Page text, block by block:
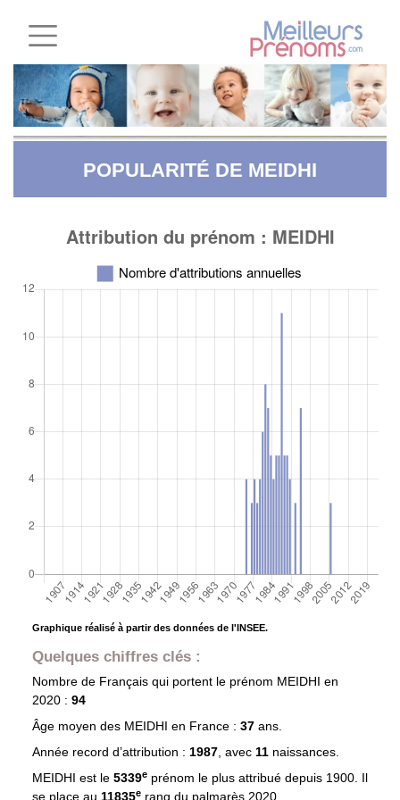
POPULARITÉ DE MEIDHI
Graphique réalisé à partir des données de l'INSEE.
Quelques chiffres clés :
Nombre de Français qui portent le prénom MEIDHI en
2020 : 94
Âge moyen des MEIDHI en France : 37 ans.
Année record d’attribution : 1987, avec 11 naissances.
MEIDHI est le 5339eprénom le plus attribué depuis 1900. Il
se place au 11835e rang du palmarès 2020.